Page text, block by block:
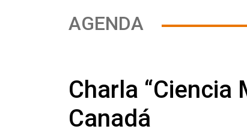
AGENDA
Charla “Ciencia
Canadá